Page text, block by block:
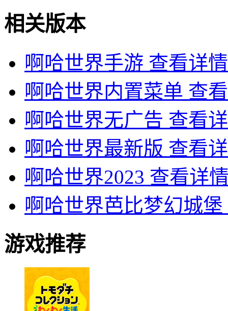
相关版本
啊哈世界手游 查看详情
啊哈世界内置菜单 查
啊哈世界无广告 查看
啊哈世界最新版 查看
啊哈世界2023 查看详
啊哈世界芭比梦幻城堡
游戏推荐